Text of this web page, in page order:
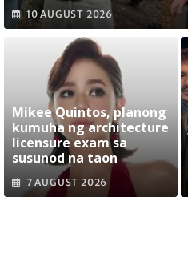
10 AUGUST 2026
Mikee Quintos, planong
kumuha ng architecture
licensure exam sa
susunod na taon
7 AUGUST 2026